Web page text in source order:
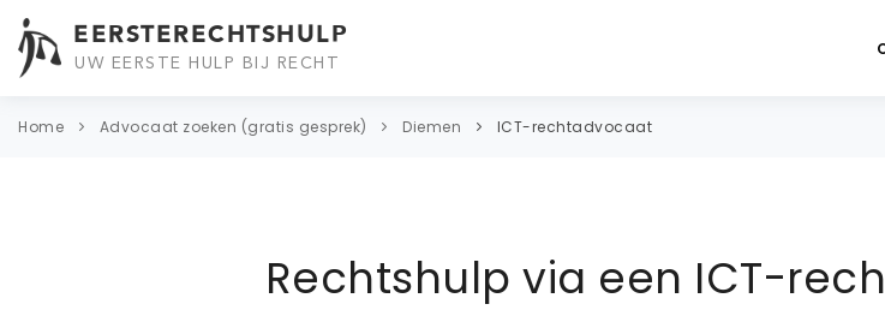
EERSTERECHTSHULP
UW EERSTE HULP BIJ RECHT
Home Advocaat zoeken (gratis gesprek) Diemen ICT-rechtadvocaat
Rechtshulp via een ICT-